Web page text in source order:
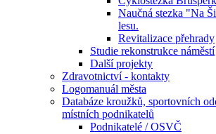
Naučná stezka "Na
lesu.
Revitalizace přehrady
Studie rekonstrukce náměstí
Další projekty
Zdravotnictví - kontakty
Logomanuál města
Databáze kroužků, sportovních
místních podnikatelů
Podnikatelé / OSVČ